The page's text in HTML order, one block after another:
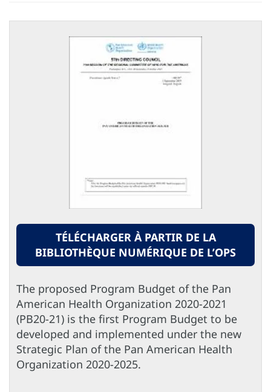
TÉLÉCHARGER À PARTIR DE LA
BIBLIOTHÈQUE NUMÉRIQUE DE L’OPS
The proposed Program Budget of the Pan
American Health Organization 2020-2021
(PB20-21) is the first Program Budget to be
developed and implemented under the new
Strategic Plan of the Pan American Health
Organization 2020-2025.